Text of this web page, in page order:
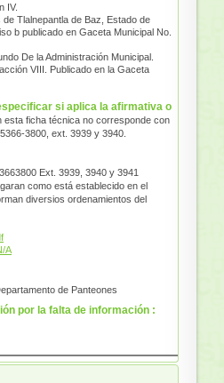
IV.
Tlalnepantla de Baz, Estado de
b publicado en Gaceta Municipal No.
De la Administración Municipal.
VIII. Publicado en la Gaceta
si aplica la afirmativa o
ficha técnica no corresponde con
3800, ext. 3939 y 3940.
Ext. 3939, 3940 y 3941
como está establecido en el
diversios ordenamientos del
A
de Panteones
por la falta de información :